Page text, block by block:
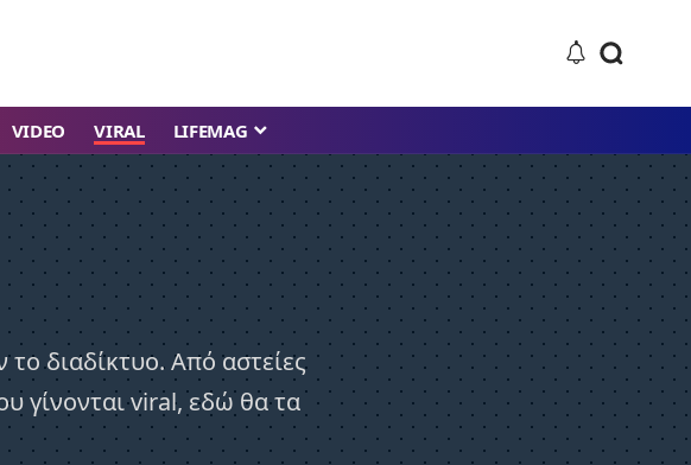
VIDEO VIRAL LIFEMAG
διαδίκτυο. Από αστείες
γίνονται viral, εδώ θα τα